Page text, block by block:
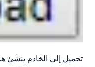
تحميل إلى الخادم ينشئ